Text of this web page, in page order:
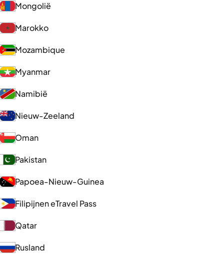
Mongolië
Marokko
Mozambique
Myanmar
Namibië
Nieuw-Zeeland
Oman
Pakistan
Papoea-Nieuw-Guinea
Filipijnen eTravel Pass
Qatar
Rusland